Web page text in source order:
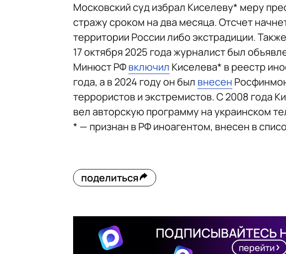
Московский суд избрал Киселеву* меру
стражу сроком на два месяца. Отсчет
территории России либо экстрадиции.
17 октября 2025 года журналист был
Минюст РФвключил Киселева* в реестр
года, а в 2024 году он был внесен
террористов и экстремистов. С 2008 года
вел авторскую программу на украинском
* — признан в РФ иноагентом, внесен в
поделиться
ПОДПИСЫВАЙТЕСЬ
перейти